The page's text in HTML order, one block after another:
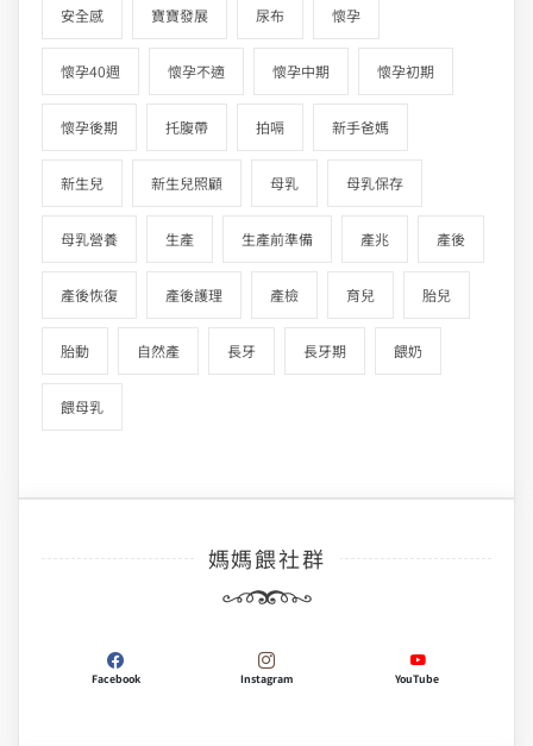
安全感 寶寶發展 尿布 懷孕
懷孕40週 懷孕不適 懷孕中期 懷孕初期
懷孕後期 托腹帶 拍嗝 新手爸媽
新生兒 新生兒照顧 母乳 母乳保存
母乳營養 生產 生產前準備 產兆 產後
產後恢復 產後護理 產檢 育兒 胎兒
胎動 自然產 長牙 長牙期 餵奶
餵母乳
媽媽餵社群
Facebook Instagram YouTube